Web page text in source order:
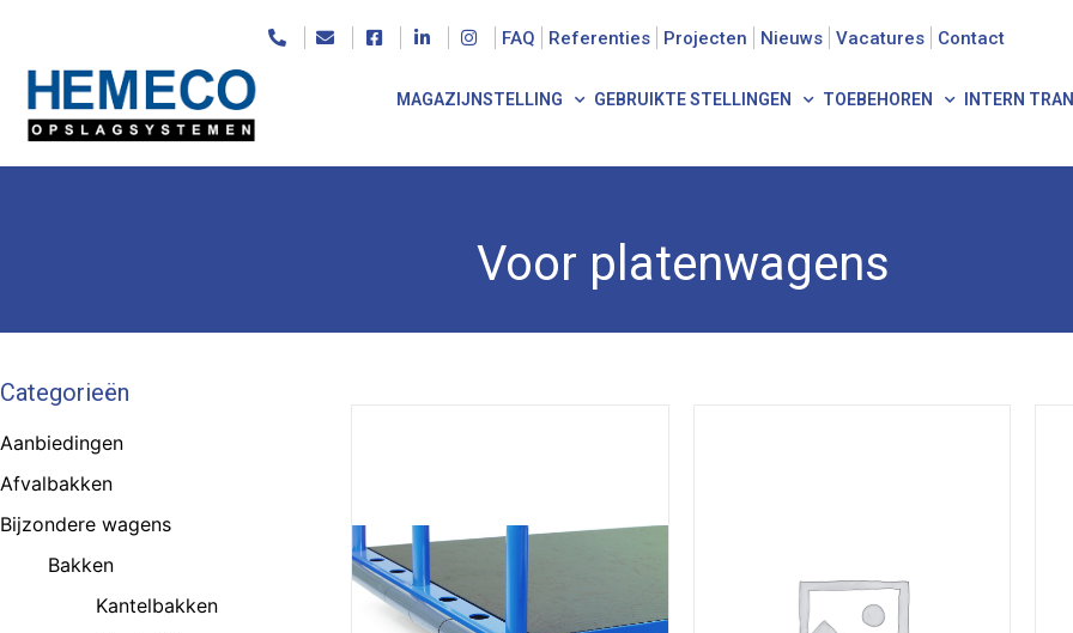
FAQ Referenties Projecten Nieuws Vacatures Contact
MAGAZIJNSTELLING GEBRUIKTE STELLINGEN TOEBEHOREN INTERN
Voor platenwagens
Categorieën
Aanbiedingen
Afvalbakken
Bijzondere wagens
Bakken
Kantelbakken